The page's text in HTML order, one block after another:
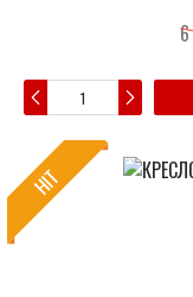
HIT